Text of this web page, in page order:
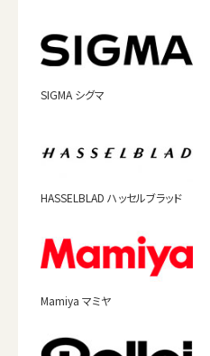
SIGMA シグマ
HASSELBLAD ハッセルブラッド
Mamiya マミヤ